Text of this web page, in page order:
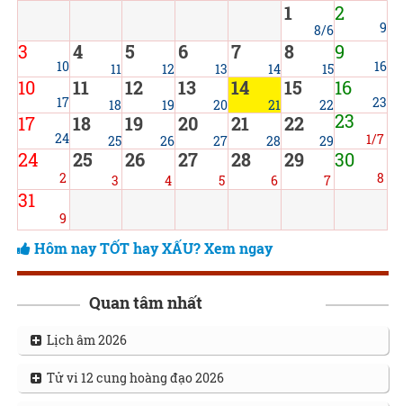
1
8/6
2
9
3
10
4
11
5
12
6
13
7
14
8
15
9
16
10
17
11
18
12
19
13
20
14
21
15
22
16
23
17
24
18
25
19
26
20
27
21
28
22
29
23
1/7
24
2
25
3
26
4
27
5
28
6
29
7
30
8
31
9
Hôm nay TỐT hay XẤU? Xem ngay
Quan tâm nhất
Lịch âm 2026
Tử vi 12 cung hoàng đạo 2026